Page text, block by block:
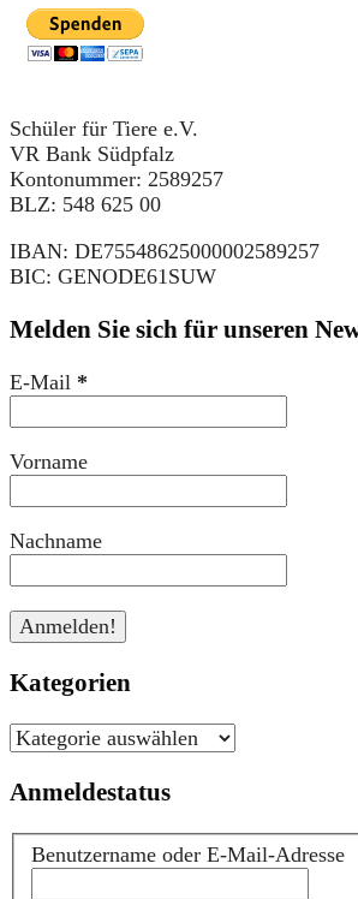
Schüler für Tiere e.V.
VR Bank Südpfalz
Kontonummer: 2589257
BLZ: 548 625 00
IBAN: DE75548625000002589257
BIC: GENODE61SUW
Melden Sie sich für unseren
E-Mail *
Vorname
Nachname
Kategorien
Kategorien
Anmeldestatus
Benutzername oder E-Mail-Adresse